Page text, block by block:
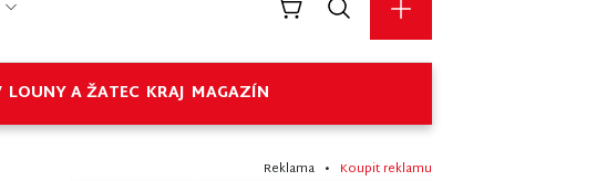
LOUNY A ŽATEC KRAJ MAGAZÍN
Reklama • Koupit reklamu